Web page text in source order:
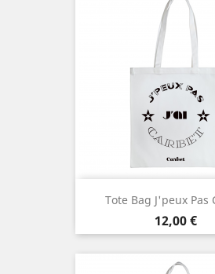
Tote Bag J'peux Pas
Prix
12,00 €